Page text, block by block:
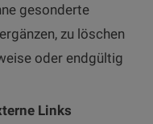
gesonderte
zu löschen
oder endgültig
Links